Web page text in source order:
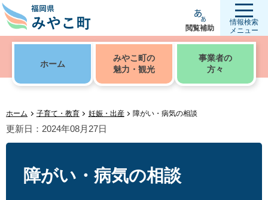
閲覧補助
情報検索
メニュー
ホーム
みやこ町の
魅力・観光
事業者の
方々
ホーム 子育て・教育 妊娠・出産 障がい・病気の相談
更新日：2024年08月27日
障がい・病気の相談